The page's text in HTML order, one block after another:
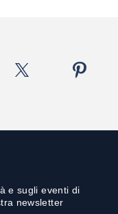
e sugli eventi di
newsletter